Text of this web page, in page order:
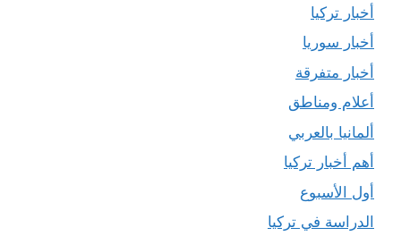
أخبار تركيا
أخبار سوريا
أخبار متفرقة
أعلام ومناطق
ألمانيا بالعربي
أهم أخبار تركيا
أول الأسبوع
الدراسة في تركيا